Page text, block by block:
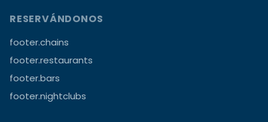
RESERVÁNDONOS
footer.chains
footer.restaurants
footer.bars
footer.nightclubs